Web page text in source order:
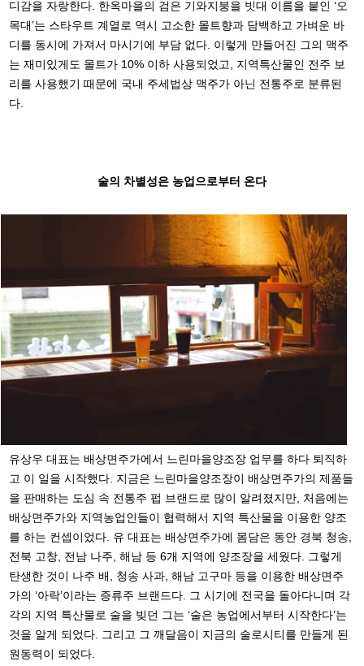
디감을 자랑한다. 한옥마을의 검은 기와지붕을 빗대 이름을 붙인 ‘오
목대’는 스타우트 계열로 역시 고소한 몰트향과 담백하고 가벼운 바
디를 동시에 가져서 마시기에 부담 없다. 이렇게 만들어진 그의 맥주
는 재미있게도 몰트가 10% 이하 사용되었고, 지역특산물인 전주 보
리를 사용했기 때문에 국내 주세법상 맥주가 아닌 전통주로 분류된
다.
술의 차별성은 농업으로부터 온다
유상우 대표는 배상면주가에서 느린마을양조장 업무를 하다 퇴직하
고 이 일을 시작했다. 지금은 느린마을양조장이 배상면주가의 제품들
을 판매하는 도심 속 전통주 펍 브랜드로 많이 알려졌지만, 처음에는
배상면주가와 지역농업인들이 협력해서 지역 특산물을 이용한 양조
를 하는 컨셉이었다. 유 대표는 배상면주가에 몸담은 동안 경북 청송,
전북 고창, 전남 나주, 해남 등 6개 지역에 양조장을 세웠다. 그렇게
탄생한 것이 나주 배, 청송 사과, 해남 고구마 등을 이용한 배상면주
가의 ‘아락’이라는 증류주 브랜드다. 그 시기에 전국을 돌아다니며 각
각의 지역 특산물로 술을 빚던 그는 ‘술은 농업에서부터 시작한다’는
것을 알게 되었다. 그리고 그 깨달음이 지금의 술로시티를 만들게 된
원동력이 되었다.